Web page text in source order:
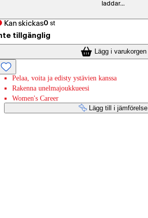
laddar...
Kan skickas0 st
tillgänglig
Lägg i varukorgen
Pelaa, voita ja edisty ystävien kanssa
Rakenna unelmajoukkueesi
Women's Career
Lägg till i jämförelse